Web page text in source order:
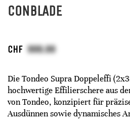
CONBLADE
CHF
Die Tondeo Supra Doppeleffi
hochwertige Effilierschere aus
von Tondeo, konzipiert für
Ausdünnen sowie dynamisches